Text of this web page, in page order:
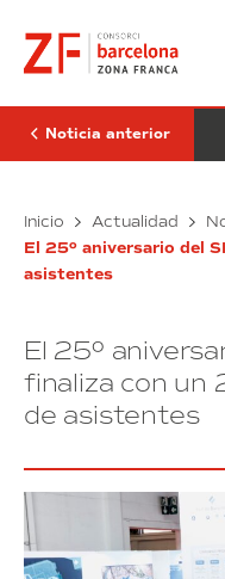
contenido
y
la
Incubadora
4.0
reciben
Mejor
Innovación
del
SIL
Noticia anterior
Inicio Actualidad
El 25º aniversario del
asistentes
El 25º
finaliza con un
de asistentes
AENA
y
la
4.0
reciben
premio
la
Mejor
Innovación
del
SIL